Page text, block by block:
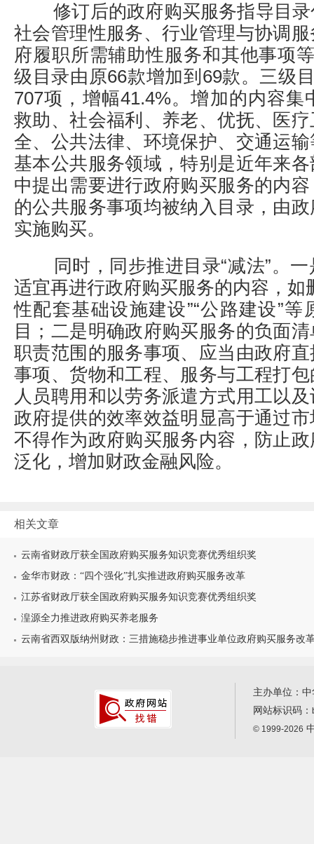
修订后的政府购买服务指导目
社会管理性服务、行业管理与协调
府履职所需辅助性服务和其他事项
级目录由原66款增加到69款。三级
707项，增幅41.4%。增加的内容
救助、社会福利、养老、优抚、医
全、公共法律、环境保护、交通运
基本公共服务领域，特别是近年来
中提出需要进行政府购买服务的内
的公共服务事项均被纳入目录，由
实施购买。
同时，同步推进目录“减法”。
适宜再进行政府购买服务的内容，如
性配套基础设施建设”“公路建设”
目；二是明确政府购买服务的负面
职责范围的服务事项、应当由政府
事项、货物和工程、服务与工程打
人员聘用和以劳务派遣方式用工以
政府提供的效率效益明显高于通过
不得作为政府购买服务内容，防止
泛化，增加财政金融风险。
相关文章
云南省财政厅获全国政府购买服务知识竞赛优秀组织奖
金华市财政：“四个强化”扎实推进政府购买服务改革
江苏省财政厅获全国政府购买服务知识竞赛优秀组织奖
湟源全力推进政府购买养老服务
云南省西双版纳州财政：三措施稳步推进事业单位政府购买服务改
主办单位：
网站标识码：
© 1999-2026